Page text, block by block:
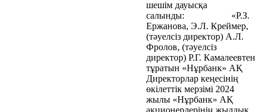
шешім дауысқа
салынды: «Р.З.
Ержанова, Э.Л. Креймер,
(тәуелсіз директор) А.Л.
Фролов, (тәуелсіз
директор) Р.Г. Камалеевтен
тұратын «Нұрбанк» АҚ
Директорлар кеңесінің
өкілеттік мерзімі 2024
жылы «Нұрбанк» АҚ
акционерлерінің жылдық